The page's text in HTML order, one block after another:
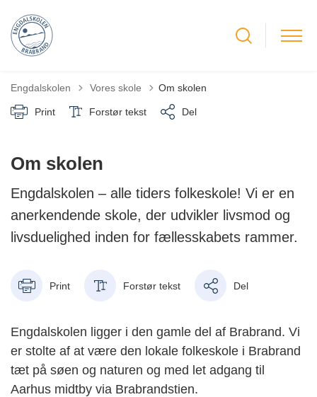
Engdalskolen Tilbage til
Vores skole Om skolen
Print Forstør tekst Del
Om skolen
Engdalskolen – alle tiders folkeskole! Vi er en
anerkendende skole, der udvikler livsmod og
livsduelighed inden for fællesskabets rammer.
Print Forstør tekst Del
Engdalskolen ligger i den gamle del af Brabrand. Vi
er stolte af at være den lokale folkeskole i Brabrand
tæt på søen og naturen og med let adgang til
Aarhus midtby via Brabrandstien.